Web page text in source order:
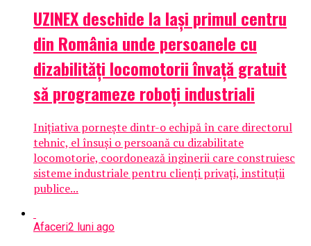
UZINEX deschide la Iași primul centru
din România unde persoanele cu
dizabilități locomotorii învață gratuit
să programeze roboți industriali
Inițiativa pornește dintr-o echipă în care directorul
tehnic, el însuși o persoană cu dizabilitate
locomotorie, coordonează inginerii care construiesc
sisteme industriale pentru clienți privați, instituții
publice...
Afaceri2 luni ago